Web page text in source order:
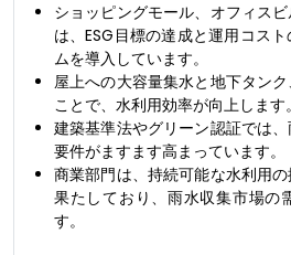
ショッピングモール、オフィス
は、ESG目標の達成と運用コス
ムを導入しています。
屋上への大容量集水と地下タン
ことで、水利用効率が向上します。
建築基準法やグリーン認証では
要件がますます高まっています。
商業部門は、持続可能な水利用
果たしており、雨水収集市場の
す。